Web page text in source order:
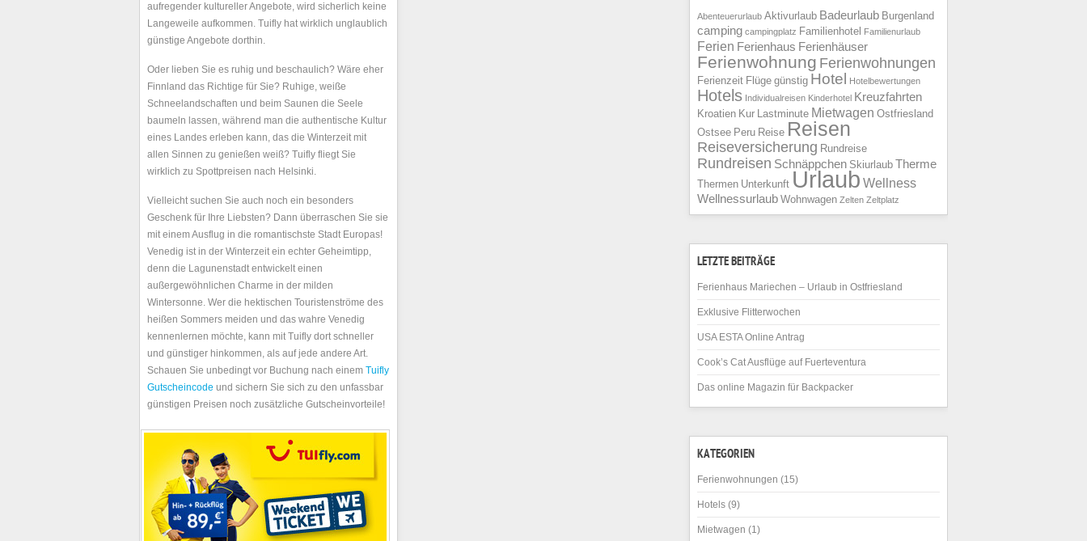
aufregender kultureller Angebote, wird sicherlich keine
Langeweile aufkommen. Tuifly hat wirklich unglaublich
günstige Angebote dorthin.
Oder lieben Sie es ruhig und beschaulich? Wäre eher
Finnland das Richtige für Sie? Ruhige, weiße
Schneelandschaften und beim Saunen die Seele
baumeln lassen, während man die authentische Kultur
eines Landes erleben kann, das die Winterzeit mit
allen Sinnen zu genießen weiß? Tuifly fliegt Sie
wirklich zu Spottpreisen nach Helsinki.
Vielleicht suchen Sie auch noch ein besonders
Geschenk für Ihre Liebsten? Dann überraschen Sie sie
mit einem Ausflug in die romantischste Stadt Europas!
Venedig ist in der Winterzeit ein echter Geheimtipp,
denn die Lagunenstadt entwickelt einen
außergewöhnlichen Charme in der milden
Wintersonne. Wer die hektischen Touristenströme des
heißen Sommers meiden und das wahre Venedig
kennenlernen möchte, kann mit Tuifly dort schneller
und günstiger hinkommen, als auf jede andere Art.
Schauen Sie unbedingt vor Buchung nach einem Tuifly
Gutscheincode und sichern Sie sich zu den unfassbar
günstigen Preisen noch zusätzliche Gutscheinvorteile!
Abenteuerurlaub Aktivurlaub Badeurlaub Burgenland
camping campingplatz Familienhotel Familienurlaub
Ferien Ferienhaus Ferienhäuser
Ferienwohnung Ferienwohnungen
Ferienzeit Flüge günstig Hotel Hotelbewertungen
Hotels Individualreisen Kinderhotel Kreuzfahrten
Kroatien Kur Lastminute Mietwagen Ostfriesland
Ostsee Peru Reise Reisen
Reiseversicherung Rundreise
Rundreisen Schnäppchen Skiurlaub Therme
Thermen Unterkunft Urlaub Wellness
Wellnessurlaub Wohnwagen Zelten Zeltplatz
LETZTE BEITRÄGE
Ferienhaus Mariechen – Urlaub in Ostfriesland
Exklusive Flitterwochen
USA ESTA Online Antrag
Cook’s Cat Ausflüge auf Fuerteventura
Das online Magazin für Backpacker
KATEGORIEN
Ferienwohnungen (15)
Hotels (9)
Mietwagen (1)